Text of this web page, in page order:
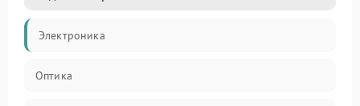
Электроника
Оптика